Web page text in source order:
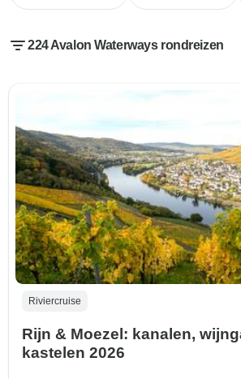
224 Avalon Waterways rondreizen
Riviercruise
Rijn & Moezel: kanalen,
kastelen 2026